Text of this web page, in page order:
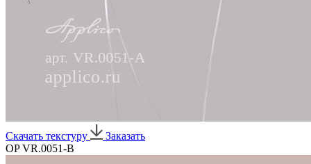
Скачать текстуру
Заказать
OP VR.0051-B